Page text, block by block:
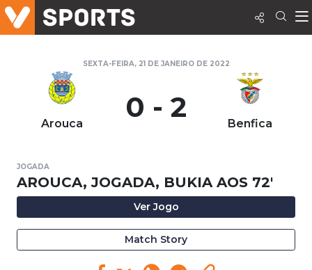
SEXTA-FEIRA, 21 DE JANEIRO DE 2022
Arouca 0 - 2 Benfica
JOGADA
AROUCA, JOGADA, BUKIA AOS 72'
Ver Jogo
Match Story